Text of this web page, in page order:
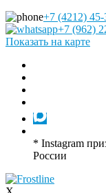
+7 (4212)
+7 (962)
Показать на карте
* Instagram
России